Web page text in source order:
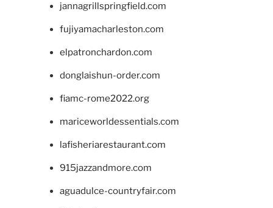
jannagrillspringfield.com
fujiyamacharleston.com
elpatronchardon.com
donglaishun-order.com
fiamc-rome2022.org
mariceworldessentials.com
lafisheriarestaurant.com
915jazzandmore.com
aguadulce-countryfair.com